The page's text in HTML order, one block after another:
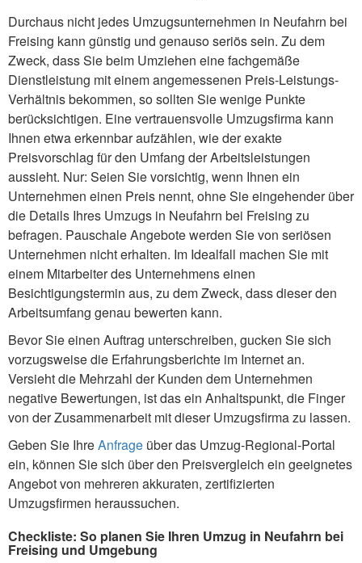
Durchaus nicht jedes Umzugsunternehmen in Neufahrn bei
Freising kann günstig und genauso seriös sein. Zu dem
Zweck, dass Sie beim Umziehen eine fachgemäße
Dienstleistung mit einem angemessenen Preis-Leistungs-
Verhältnis bekommen, so sollten Sie wenige Punkte
berücksichtigen. Eine vertrauensvolle Umzugsfirma kann
Ihnen etwa erkennbar aufzählen, wie der exakte
Preisvorschlag für den Umfang der Arbeitsleistungen
aussieht. Nur: Seien Sie vorsichtig, wenn Ihnen ein
Unternehmen einen Preis nennt, ohne Sie eingehender über
die Details Ihres Umzugs in Neufahrn bei Freising zu
befragen. Pauschale Angebote werden Sie von seriösen
Unternehmen nicht erhalten. Im Idealfall machen Sie mit
einem Mitarbeiter des Unternehmens einen
Besichtigungstermin aus, zu dem Zweck, dass dieser den
Arbeitsumfang genau bewerten kann.
Bevor Sie einen Auftrag unterschreiben, gucken Sie sich
vorzugsweise die Erfahrungsberichte im Internet an.
Versieht die Mehrzahl der Kunden dem Unternehmen
negative Bewertungen, ist das ein Anhaltspunkt, die Finger
von der Zusammenarbeit mit dieser Umzugsfirma zu lassen.
Geben Sie IhreAnfrage über das Umzug-Regional-Portal
ein, können Sie sich über den Preisvergleich ein geeignetes
Angebot von mehreren akkuraten, zertifizierten
Umzugsfirmen heraussuchen.
Checkliste: So planen Sie Ihren Umzug in Neufahrn bei
Freising und Umgebung